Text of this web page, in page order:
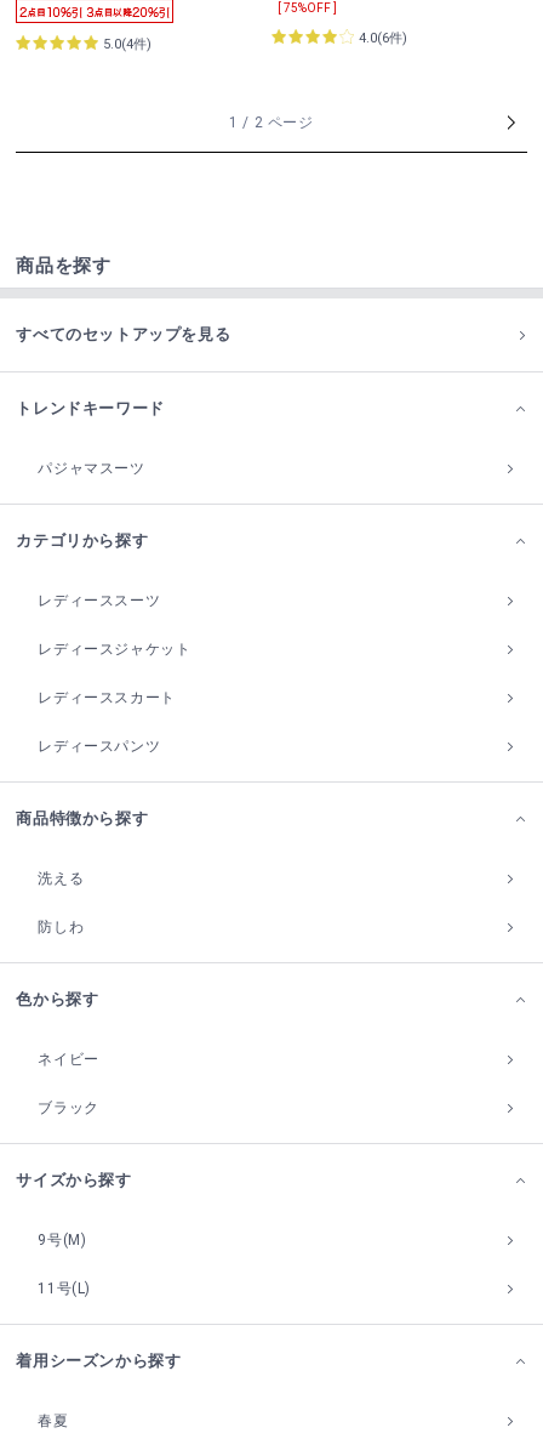
5.0(4件)
[ 75%OFF ]
4.0(6件)
1 / 2 ページ
商品を探す
すべてのセットアップを見る
トレンドキーワード
パジャマスーツ
カテゴリから探す
レディーススーツ
レディースジャケット
レディーススカート
レディースパンツ
商品特徴から探す
洗える
防しわ
色から探す
ネイビー
ブラック
サイズから探す
9号(M)
11号(L)
着用シーズンから探す
春夏